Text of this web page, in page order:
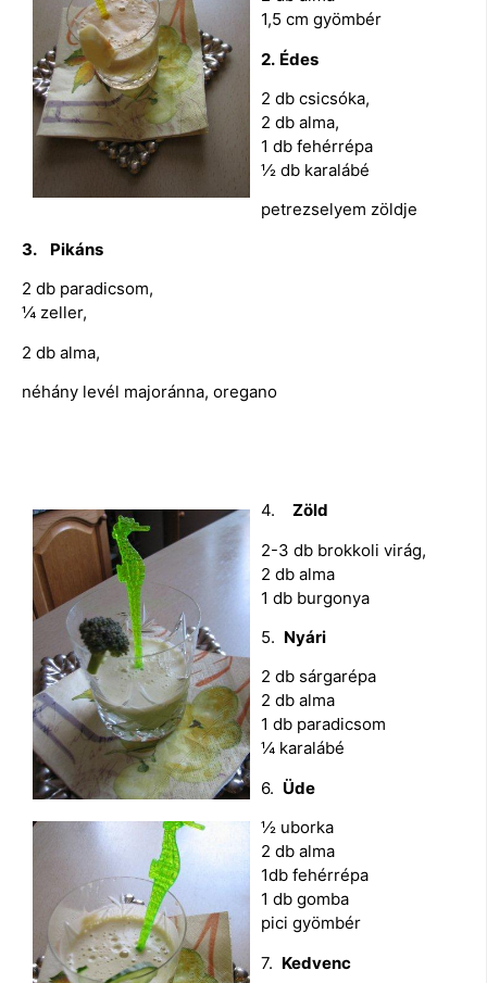
1,5 cm gyömbér
2. Édes
2 db csicsóka,
2 db alma,
1 db fehérrépa
½ db karalábé
petrezselyem zöldje
3. Pikáns
2 db paradicsom,
¼ zeller,
2 db alma,
néhány levél majoránna, oregano
4. Zöld
2-3 db brokkoli virág,
2 db alma
1 db burgonya
5. Nyári
2 db sárgarépa
2 db alma
1 db paradicsom
¼ karalábé
6. Üde
½ uborka
2 db alma
1db fehérrépa
1 db gomba
pici gyömbér
7. Kedvenc